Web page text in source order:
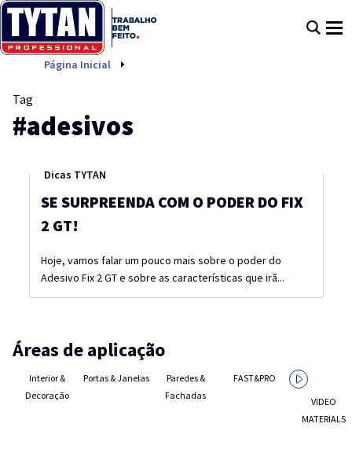
Página Inicial
Tag
#adesivos
Dicas TYTAN
SE SURPREENDA COM O PODER DO FIX
2 GT!
Hoje, vamos falar um pouco mais sobre o poder do
Adesivo Fix 2 GT e sobre as características que irã...
Áreas de aplicação
Interior &
Decoração
Portas & Janelas
Paredes &
Fachadas
FAST&PRO
VIDEO
MATERIALS